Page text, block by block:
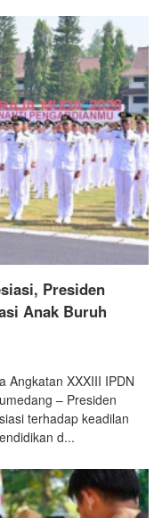
Presiden
Anak Buruh
Angkatan XXXIII IPDN
– Presiden
terhadap keadilan
d...